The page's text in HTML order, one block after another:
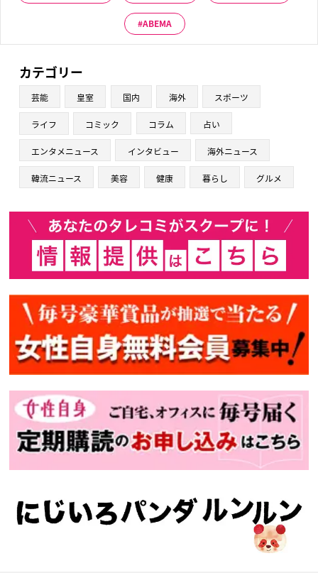
ABEMA
カテゴリー
芸能 皇室 国内 海外 スポーツ
ライフ コミック コラム 占い
エンタメニュース インタビュー 海外ニュース
韓流ニュース 美容 健康 暮らし グルメ